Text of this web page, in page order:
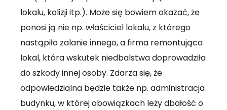
lokalu, kolizji itp.). Może się bowiem okazać, że
ponosi ją nie np. właściciel lokalu, z którego
nastąpiło zalanie innego, a firma remontująca
lokal, która wskutek niedbalstwa doprowadziła
do szkody innej osoby. Zdarza się, że
odpowiedzialna będzie także np. administracja
budynku, w której obowiązkach leży dbałość o